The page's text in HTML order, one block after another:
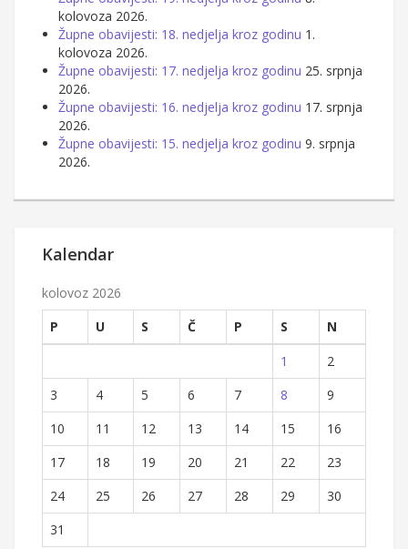
kolovoza 2026.
Župne obavijesti: 18. nedjelja kroz godinu 1.
kolovoza 2026.
Župne obavijesti: 17. nedjelja kroz godinu 25. srpnja
2026.
Župne obavijesti: 16. nedjelja kroz godinu 17. srpnja
2026.
Župne obavijesti: 15. nedjelja kroz godinu 9. srpnja
2026.
Kalendar
kolovoz 2026
P
U S Č P S
N
1
2
3
4 5 6 7 8
9
10
11 12 13 14 15
16
17
18 19 20 21 22
23
24
25 26 27 28 29
30
31